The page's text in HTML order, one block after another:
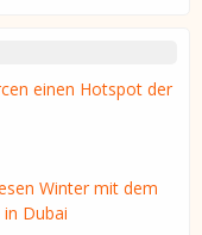
einen Hotspot der
Winter mit dem
Dubai